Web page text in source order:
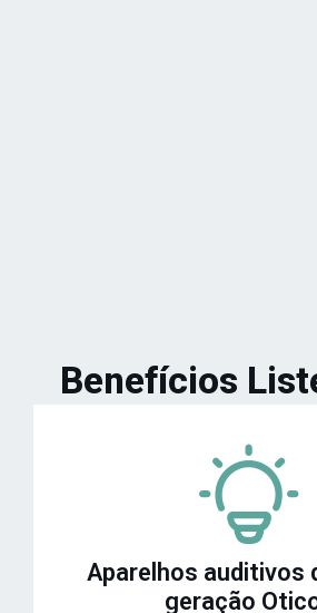
Benefícios
Aparelhos auditivos
geração